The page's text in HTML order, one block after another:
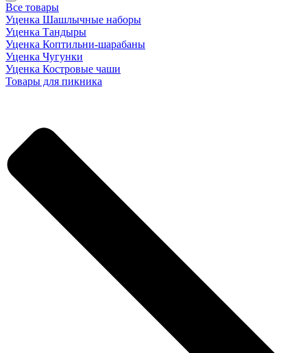
Все товары
Уценка Шашлычные наборы
Уценка Тандыры
Уценка Коптильни-шарабаны
Уценка Чугунки
Уценка Костровые чаши
Товары для пикника